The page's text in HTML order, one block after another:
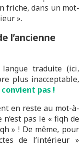
friche, dans un mot-
».
l’ancienne
traduite (ici,
plus inacceptable,
pas !
en reste au mot-à-
n’est pas le « fiqh de
» ! De même, pour
de l’intérieur »